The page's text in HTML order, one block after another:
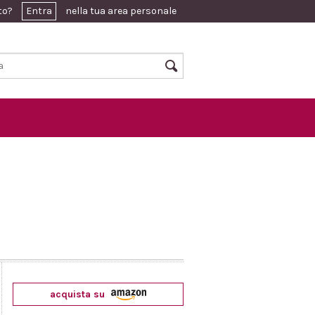
Entra nella tua area personale
acquista su